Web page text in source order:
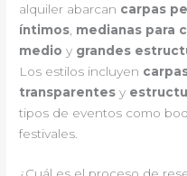
alquiler abarcan carpas
íntimos medianas para
medio y grandes
Los estilos incluyen
transparentes y
tipos de eventos como
festivales.